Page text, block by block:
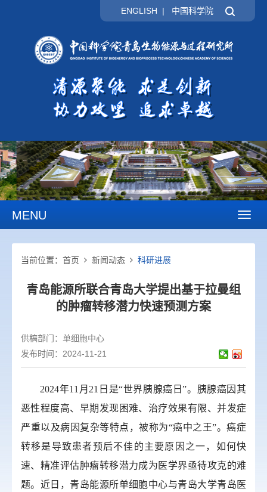
ENGLISH | 中国科学院
MENU
当前位置： 首页 新闻动态 科研进展
青岛能源所联合青岛大学提出基于拉曼组
的肿瘤转移潜力快速预测方案
供稿部门： 单细胞中心
发布时间：2024-11-21
2024年11 月 21 日是“世界胰腺癌日”。胰腺癌因其
恶性程度高、早期发现困难、治疗效果有限、并发症
严重以及病因复杂等特点，被称为“癌中之王”。癌症
转移是导致患者预后不佳的主要原因之一，如何快
速、精准评估肿瘤转移潜力成为医学界亟待攻克的难
题。近日， 青岛能源所单细胞中心与青岛大学青岛医